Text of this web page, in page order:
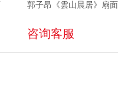
郭子昂《雲山晨居》扇面
咨询客服